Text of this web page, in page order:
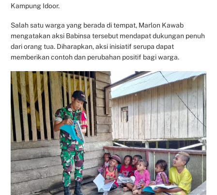
Kampung Idoor.
Salah satu warga yang berada di tempat, Marlon Kawab
mengatakan aksi Babinsa tersebut mendapat dukungan penuh
dari orang tua. Diharapkan, aksi inisiatif serupa dapat
memberikan contoh dan perubahan positif bagi warga.